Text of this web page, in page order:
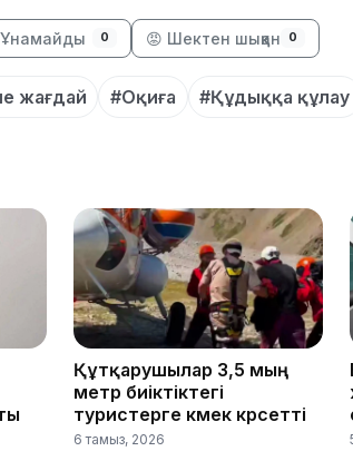
Ұнамайды 0 😡 Шектен шыққан 0
жағдай #Оқиға #Құдыққа құлау
Құтқарушылар 3,5 мың
метр биіктіктегі
туристерге көмек көрсетті
6 тамыз, 2026